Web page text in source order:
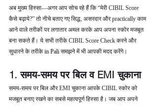
अब मुख्य हिस्सा—अगर आप सोच रहे हैं कि “मेरी CIBIL Score
कैसे बढ़ाये?” तो नीचे बताए गए सिद्ध, असरदार और practically काम
आने वाले तरीकों पर लगातार अमल करके आप अपना स्कोर मजबूत
बना सकते हैं। ये सभी तरीके CIBIL Score Check करने और
सुधारने के तरीके in Pali समझने में भी आपकी मदद करेंगे।
1. समय-समय पर बिल व EMI चुकाना
समय-समय पर बिल और EMI चुकाना आपके CIBIL स्कोर को
मजबूत बनाए रखने का सबसे महत्वपूर्ण हिस्सा है। जब आप अपने